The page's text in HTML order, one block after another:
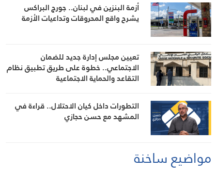
أزمة البنزين في لبنان.. جورج البراكس
يشرح واقع المحروقات وتداعيات الأزمة
تعيين مجلس إدارة جديد للضمان
الاجتماعي.. خطوة على طريق تطبيق نظام
التقاعد والحماية الاجتماعية
التطورات داخل كيان الاحتلال.. قراءة في
المشهد مع حسن حجازي
مواضيع ساخنة